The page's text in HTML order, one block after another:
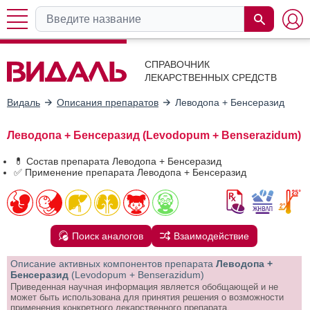
СПРАВОЧНИК
ЛЕКАРСТВЕННЫХ СРЕДСТВ
Видаль Описания препаратов Леводопа + Бенсеразид
Леводопа + Бенсеразид (Levodopum + Benserazidum)
💊 Состав препарата Леводопа + Бенсеразид
✅ Применение препарата Леводопа + Бенсеразид
Поиск аналогов Взаимодействие
Описание активных компонентов препарата Леводопа +
Бенсеразид (Levodopum + Benserazidum)
Приведенная научная информация является обобщающей и не
может быть использована для принятия решения о возможности
применения конкретного лекарственного препарата.